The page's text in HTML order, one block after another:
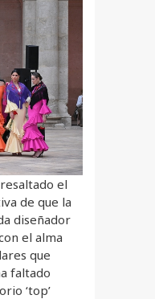
el
de que la
diseñador
el alma
que
faltado
‘top’